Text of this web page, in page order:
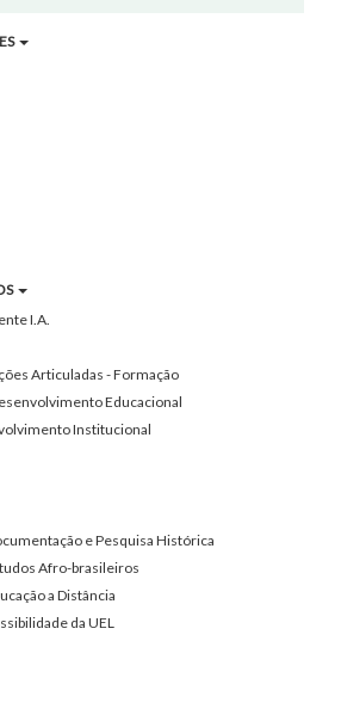
I.A.
Articuladas - Formação
Educacional
Institucional
e Pesquisa Histórica
Afro-brasileiros
a Distância
da UEL